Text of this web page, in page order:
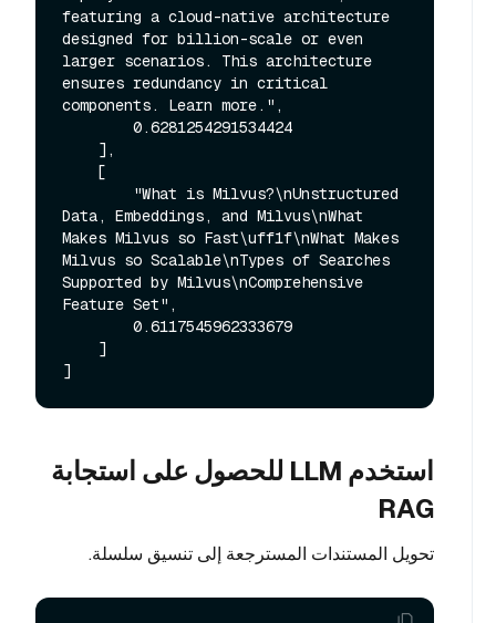
featuring a cloud-native architecture
designed for billion-scale or even
larger scenarios. This architecture
ensures redundancy in critical
components. Learn more.",
Data, Embeddings, and Milvus\nWhat
Makes Milvus so Fast\uff1f\nWhat Makes
Milvus so Scalable\nTypes of Searches
Supported by Milvus\nComprehensive
Feature Set",
استخدم LLM للحصول على استجابة
RAG
تحويل المستندات المسترجعة إلى تنسيق سلسلة.